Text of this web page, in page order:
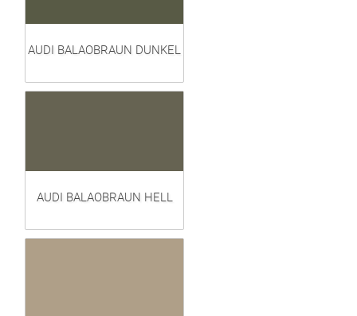
AUDI BALAOBRAUN DUNKEL
AUDI BALAOBRAUN HELL